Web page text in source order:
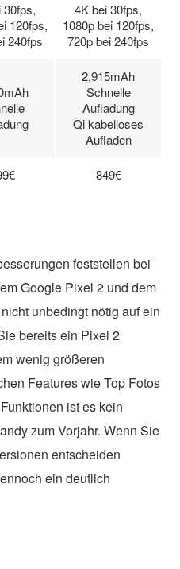
30fps,
120fps,
240fps
4K bei 30fps,
1080p bei 120fps,
720p bei 240fps
2,915mAh
Schnelle
Aufladung
Qi kabelloses
Aufladen
849€
feststellen bei
Google Pixel 2 und dem
unbedingt nötig auf ein
bereits ein Pixel 2
wenig größeren
Features wie Top Fotos
ist es kein
zum Vorjahr. Wenn Sie
entscheiden
ein deutlich